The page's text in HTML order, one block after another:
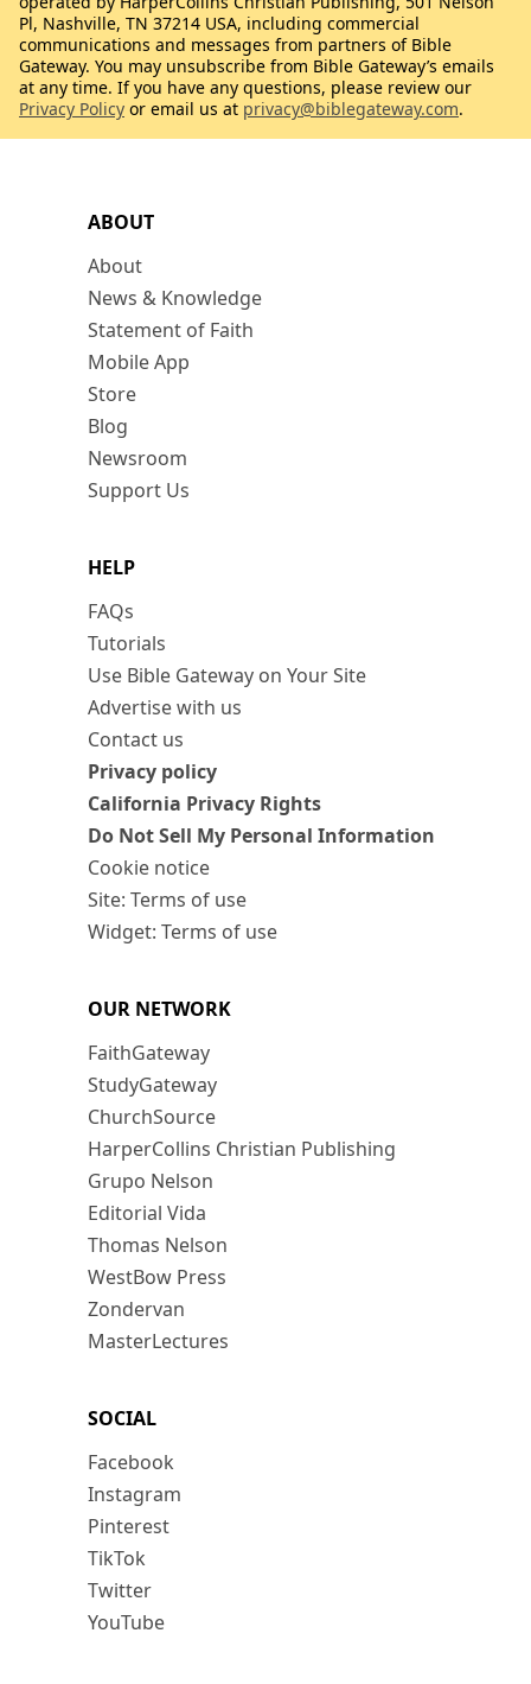
ABOUT
About
News & Knowledge
Statement of Faith
Mobile App
Store
Blog
Newsroom
Support Us
HELP
FAQs
Tutorials
Use Bible Gateway on Your Site
Advertise with us
Contact us
Privacy policy
California Privacy Rights
Do Not Sell My Personal Information
Cookie notice
Site: Terms of use
Widget: Terms of use
OUR NETWORK
FaithGateway
StudyGateway
ChurchSource
HarperCollins Christian Publishing
Grupo Nelson
Editorial Vida
Thomas Nelson
WestBow Press
Zondervan
MasterLectures
SOCIAL
Facebook
Instagram
Pinterest
TikTok
Twitter
YouTube
Pl, Nashville, TN 37214 USA, including commercial
communications and messages from partners of Bible
Gateway. You may unsubscribe from Bible Gateway’s emails
at any time. If you have any questions, please review our
Privacy Policy or email us at privacy@biblegateway.com.